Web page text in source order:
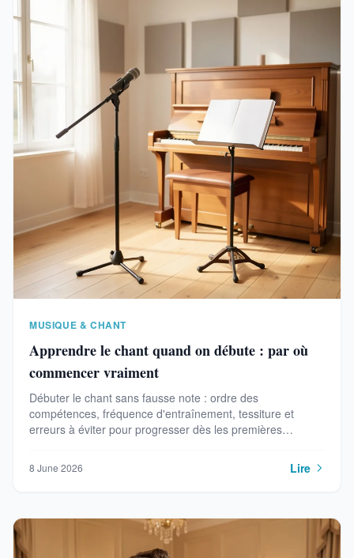
MUSIQUE & CHANT
Apprendre le chant quand on débute : par où
commencer vraiment
Débuter le chant sans fausse note : ordre des
compétences, fréquence d'entraînement, tessiture et
erreurs à éviter pour progresser dès les premières
8 June 2026 Lire